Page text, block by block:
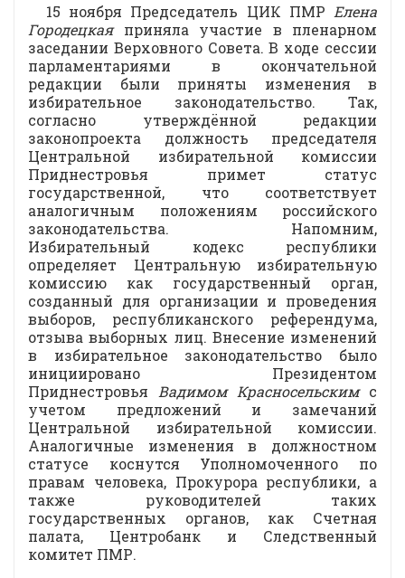
15 ноября Председатель ЦИК ПМР Елена
Городецкаяприняла участие в пленарном
заседании Верховного Совета. В ходе сессии
парламентариями в окончательной
редакции были приняты изменения в
избирательное законодательство. Так,
согласно утверждённой редакции
законопроекта должность председателя
Центральной избирательной комиссии
Приднестровья примет статус
государственной, что соответствует
аналогичным положениям российского
законодательства. Напомним,
Избирательный кодекс республики
определяет Центральную избирательную
комиссию как государственный орган,
созданный для организации и проведения
выборов, республиканского референдума,
отзыва выборных лиц. Внесение изменений
в избирательное законодательство было
инициировано Президентом
Приднестровья Вадимом Красносельскимс
учетом предложений и замечаний
Центральной избирательной комиссии.
Аналогичные изменения в должностном
статусе коснутся Уполномоченного по
правам человека, Прокурора республики, а
также руководителей таких
государственных органов, как Счетная
палата, Центробанк и Следственный
комитет ПМР.